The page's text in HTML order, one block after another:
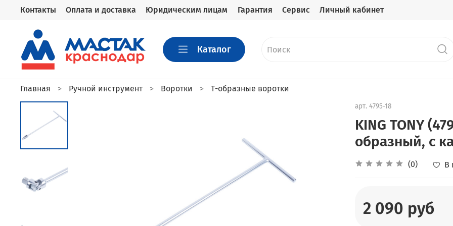
Контакты Оплата и доставка Юридическим лицам Гарантия Сервис Личный кабинет
Каталог
Главная Ручной инструмент Воротки Т-образные воротки
арт. 4795-18
KING TONY
образный, с
(0) В
2 090 руб